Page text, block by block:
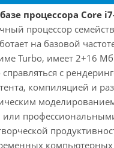
процессора Core
процессор
на базовой
Turbo, имеет 2+16
справляться с
компиляцией и